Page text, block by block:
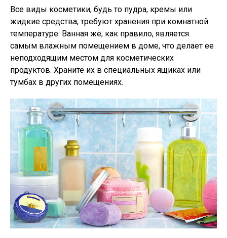
Все виды косметики, будь то пудра, кремы или
жидкие средства, требуют хранения при комнатной
температуре. Ванная же, как правило, является
самым влажным помещением в доме, что делает ее
неподходящим местом для косметических
продуктов. Храните их в специальных ящиках или
тумбах в других помещениях.